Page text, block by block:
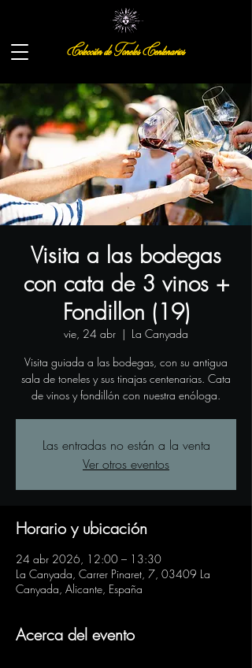
Colección de Toneles Centenarios
Visita a las bodegas
con cata de 3 vinos +
Fondillon (19)
vie, 24 abr
  |
La Canyada
Visita guiada a las bodegas, con su antigua
sala de toneles y sus tinajas centenarias. Cata
de vinos y fondillón con nuestra enóloga.
Las entradas no están a la venta
Ver otros eventos
Horario y ubicación
24 abr 2026, 12:00 – 13:30
La Canyada, Carrer Pinaret, 7, 03409 La
Canyada, Alicante, España
Acerca del evento